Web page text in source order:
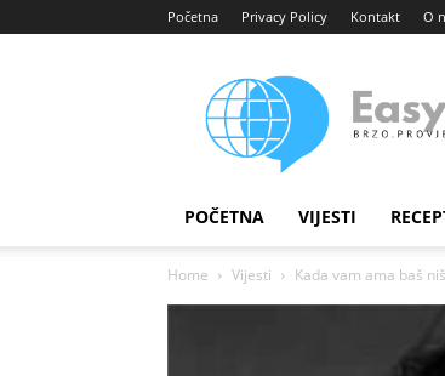
Početna Privacy Policy Kontakt O
portal
POČETNA VIJESTI
Home Vijesti Kada vam ama baš